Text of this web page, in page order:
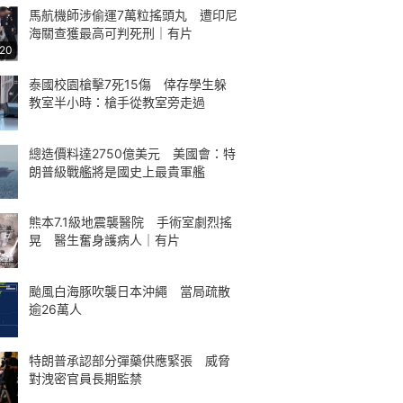
馬航機師涉偷運7萬粒搖頭丸 遭印尼
海關查獲最高可判死刑｜有片
泰國校園槍擊7死15傷 倖存學生躲
教室半小時：槍手從教室旁走過
總造價料達2750億美元 美國會：特
朗普級戰艦將是國史上最貴軍艦
熊本7.1級地震襲醫院 手術室劇烈搖
晃 醫生奮身護病人｜有片
颱風白海豚吹襲日本沖繩 當局疏散
逾26萬人
特朗普承認部分彈藥供應緊張 威脅
對洩密官員長期監禁